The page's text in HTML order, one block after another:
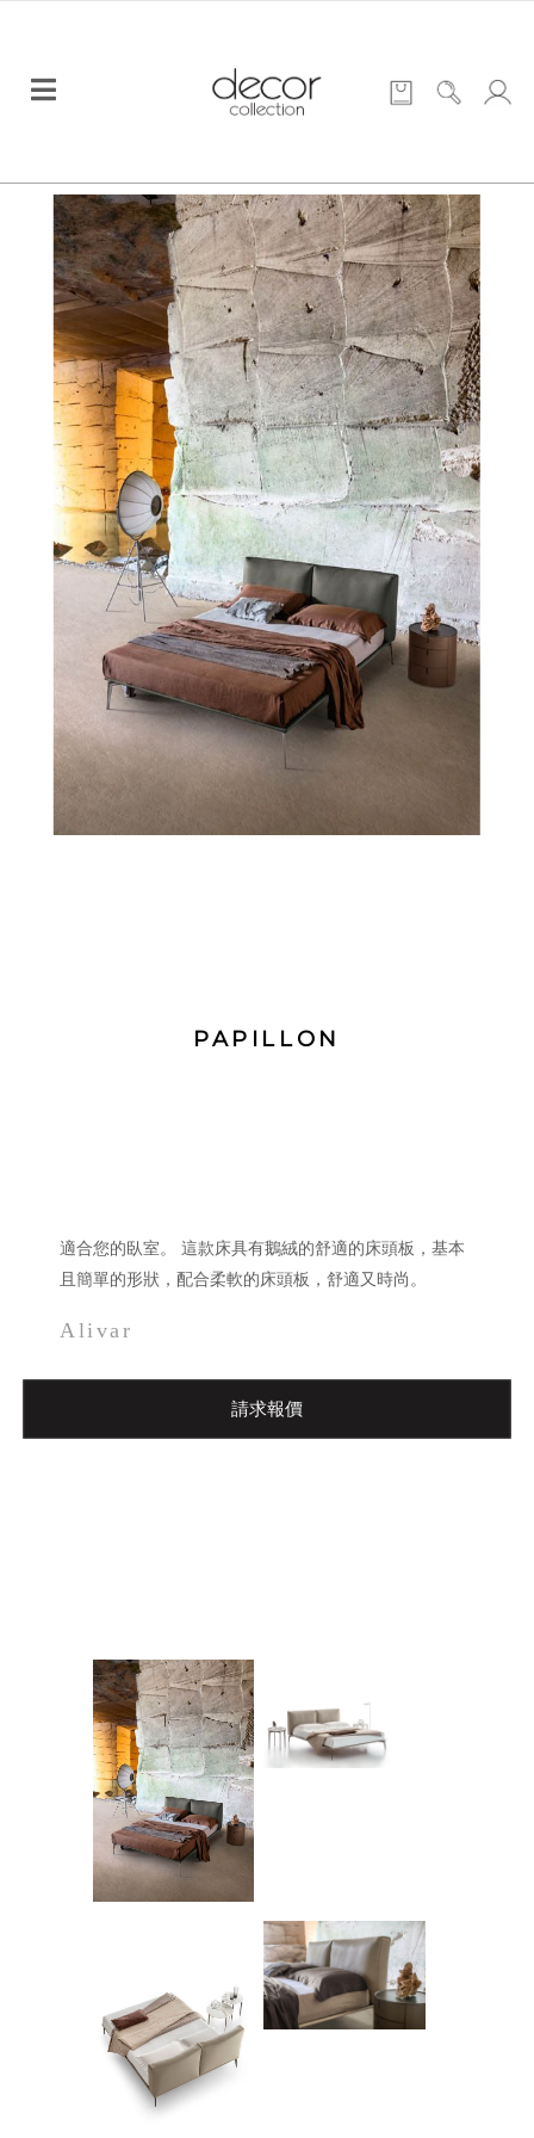
PAPILLON
適合您的臥室。 這款床具有鵝絨的舒適的床頭板，基本
且簡單的形狀，配合柔軟的床頭板，舒適又時尚。
Alivar